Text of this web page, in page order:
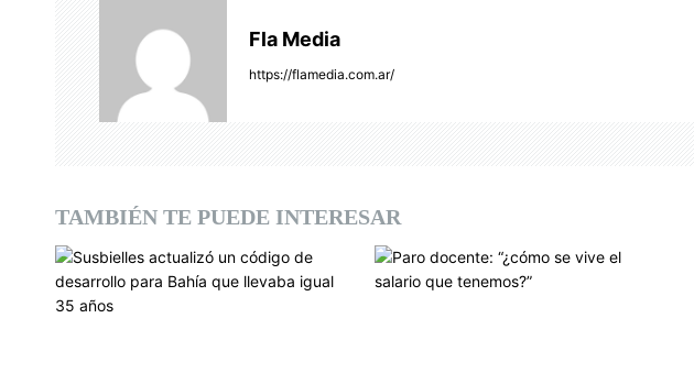
e
e
Fla Media
https://flamedia.com.ar/
TAMBIÉN TE PUEDE INTERESAR